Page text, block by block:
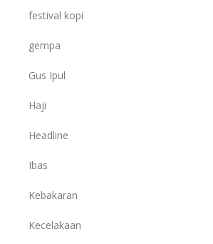
festival kopi
gempa
Gus Ipul
Haji
Headline
Ibas
Kebakaran
Kecelakaan